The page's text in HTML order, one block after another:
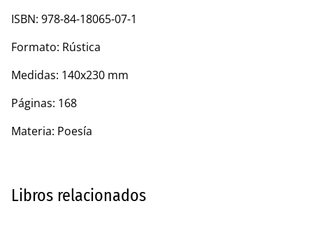
ISBN: 978-84-18065-07-1
Formato: Rústica
Medidas: 140x230 mm
Páginas: 168
Materia: Poesía
Libros relacionados